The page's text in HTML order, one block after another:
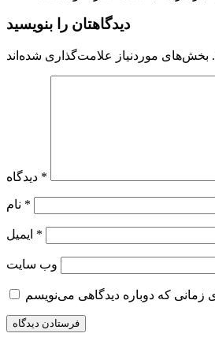
دیدگاهتان را بنویسید
*
*
*
وب‌ سایت